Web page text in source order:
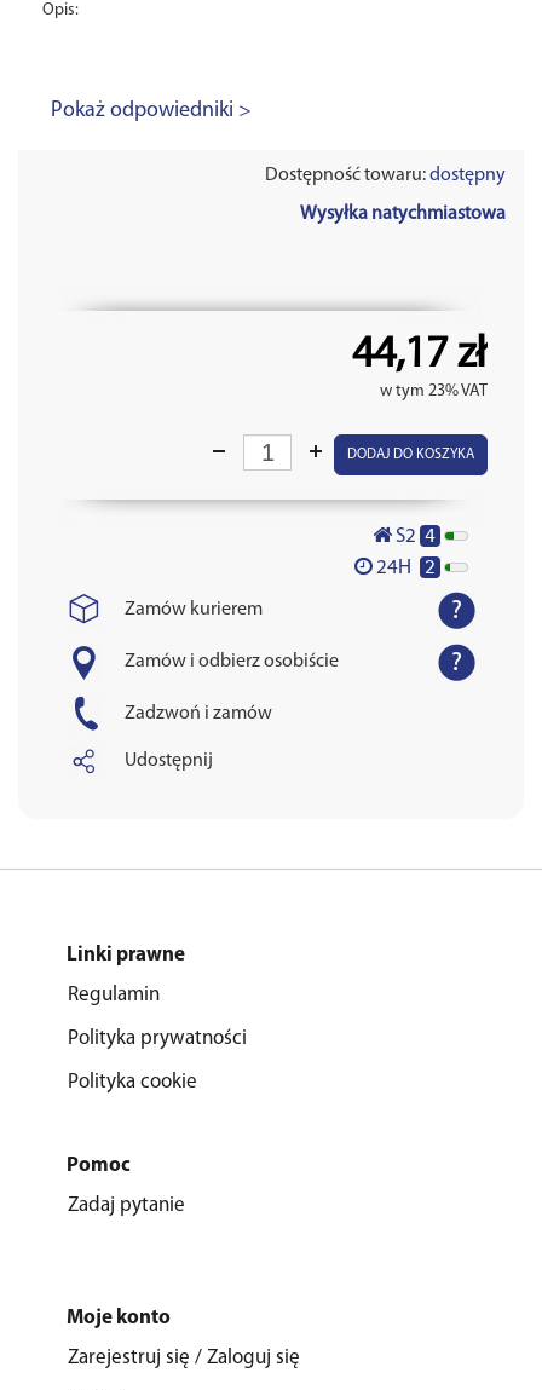
Opis:
Pokaż odpowiedniki >
Dostępność towaru:dostępny
Wysyłka natychmiastowa
44,17 zł
w tym 23% VAT
DODAJ DO KOSZYKA
S2 4
24H 2
Zamów kurierem
Zamów i odbierz osobiście
Zadzwoń i zamów
Udostępnij
Linki prawne
Regulamin
Polityka prywatności
Polityka cookie
Pomoc
Zadaj pytanie
Moje konto
Zarejestruj się / Zaloguj się